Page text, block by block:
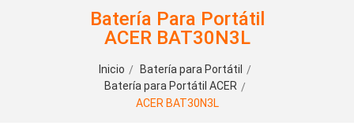
Batería Para Portátil
ACER BAT30N3L
Inicio
Batería para Portátil
Batería para Portátil ACER
ACER BAT30N3L